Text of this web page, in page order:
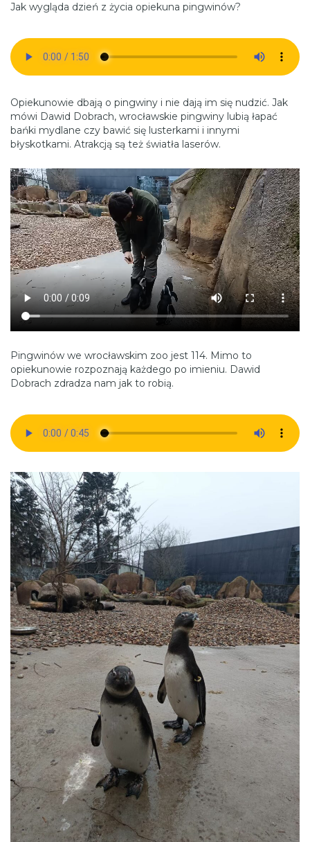
Jak wygląda dzień z życia opiekuna pingwinów?
Opiekunowie dbają o pingwiny i nie dają im się nudzić. Jak
mówi Dawid Dobrach, wrocławskie pingwiny lubią łapać
bańki mydlane czy bawić się lusterkami i innymi
błyskotkami. Atrakcją są też światła laserów.
Pingwinów we wrocławskim zoo jest 114. Mimo to
opiekunowie rozpoznają każdego po imieniu. Dawid
Dobrach zdradza nam jak to robią.